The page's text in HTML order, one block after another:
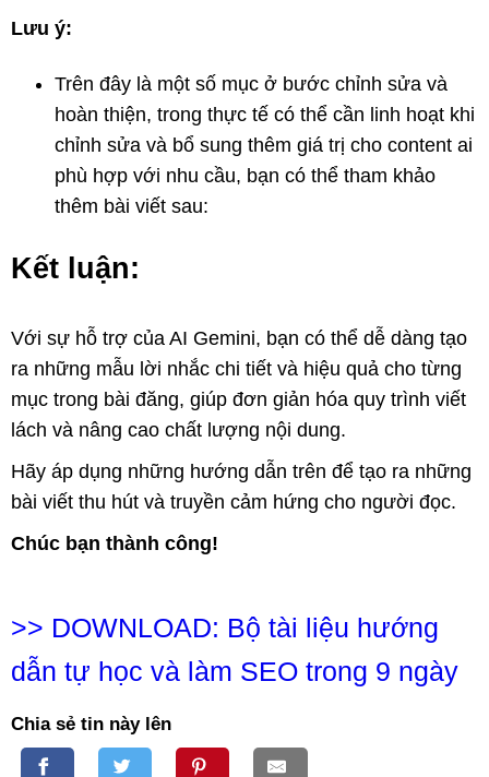
Lưu ý:
Trên đây là một số mục ở bước chỉnh sửa và
hoàn thiện, trong thực tế có thể cần linh hoạt khi
chỉnh sửa và bổ sung thêm giá trị cho content ai
phù hợp với nhu cầu, bạn có thể tham khảo
thêm bài viết sau:
Kết luận:
Với sự hỗ trợ của AI Gemini, bạn có thể dễ dàng tạo
ra những mẫu lời nhắc chi tiết và hiệu quả cho từng
mục trong bài đăng, giúp đơn giản hóa quy trình viết
lách và nâng cao chất lượng nội dung.
Hãy áp dụng những hướng dẫn trên để tạo ra những
bài viết thu hút và truyền cảm hứng cho người đọc.
Chúc bạn thành công!
>> DOWNLOAD: Bộ tài liệu hướng
dẫn tự học và làm SEO trong 9 ngày
Chia sẻ tin này lên